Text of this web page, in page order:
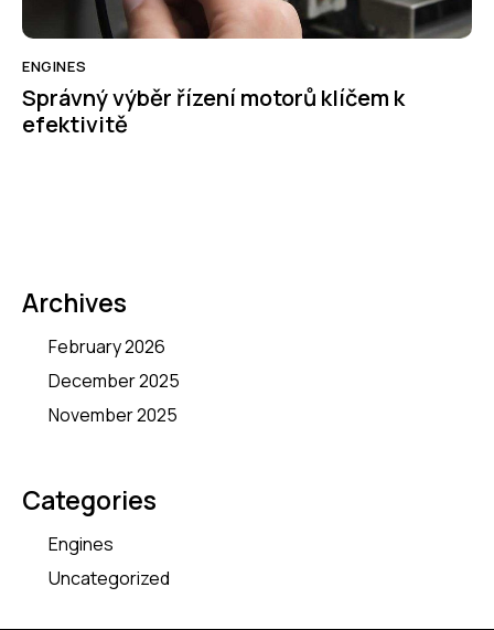
ENGINES
Správný výběr řízení motorů klíčem k
efektivitě
Archives
February 2026
December 2025
November 2025
Categories
Engines
Uncategorized